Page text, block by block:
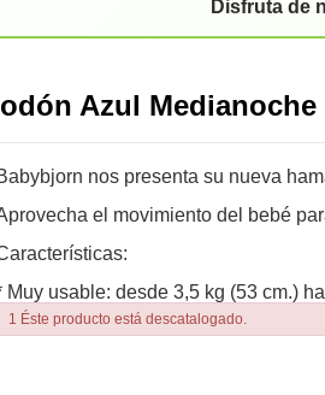
Disfruta de
Azul Medianoche
nos presenta su nueva
el movimiento del bebé
Muy usable: desde 3,5 kg (53 cm.)
1 Éste producto está descatalogado.